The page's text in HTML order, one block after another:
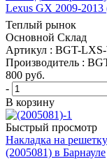
Lexus GX 2009-
Теплый рынок
Основной Склад
Артикул : BGT-
Производитель :
800 руб.
-
В корзину
Быстрый просмотр
Накладка на
(2005081) в Барнауле